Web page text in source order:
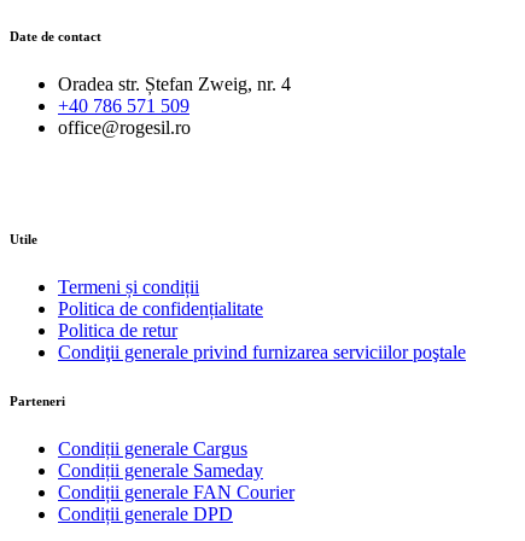
Date de contact
Oradea str. Ștefan Zweig, nr. 4
+40 786 571 509
office@rogesil.ro
Utile
Termeni și condiții
Politica de confidențialitate
Politica de retur
Condiţii generale privind furnizarea serviciilor poştale
Parteneri
Condiții generale Cargus
Condiții generale Sameday
Condiții generale FAN Courier
Condiții generale DPD